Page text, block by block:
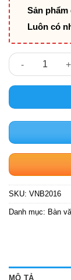
Sản
Luôn có
Bàn văn phòng
SKU: VNB2016
Danh mục: Bàn
MÔ TẢ